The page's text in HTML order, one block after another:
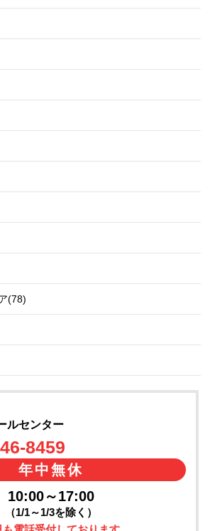
(78)
ルセンター
8459
年中無休
10:00～17:00
（1/1～1/3を除く）